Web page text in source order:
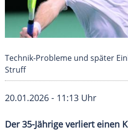
Technik-Probleme und später
Struff
20.01.2026 - 11:13 Uhr
Der 35-Jährige verliert einen